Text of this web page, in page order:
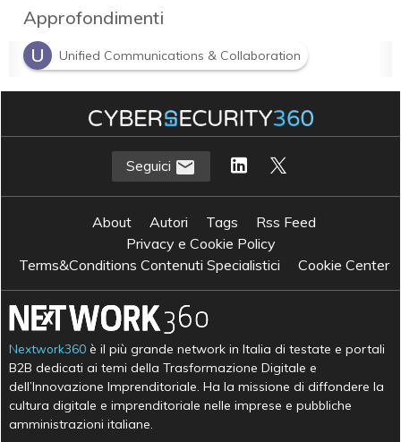
Approfondimenti
U
Unified Communications & Collaboration
Seguici
About Autori Tags
Rss Feed
Privacy e Cookie Policy
Terms&Conditions Contenuti Specialistici
Cookie Center
Nextwork360 è il più grande network in Italia di testate e portali
B2B dedicati ai temi della Trasformazione Digitale e
dell’Innovazione Imprenditoriale. Ha la missione di diffondere la
cultura digitale e imprenditoriale nelle imprese e pubbliche
amministrazioni italiane.